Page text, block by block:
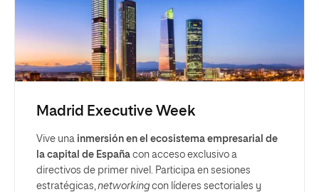
Madrid Executive Week
Vive una inmersión en el ecosistema empresarial de
la capital de España con acceso exclusivo a
directivos de primer nivel. Participa en sesiones
estratégicas, networkingcon líderes sectoriales y